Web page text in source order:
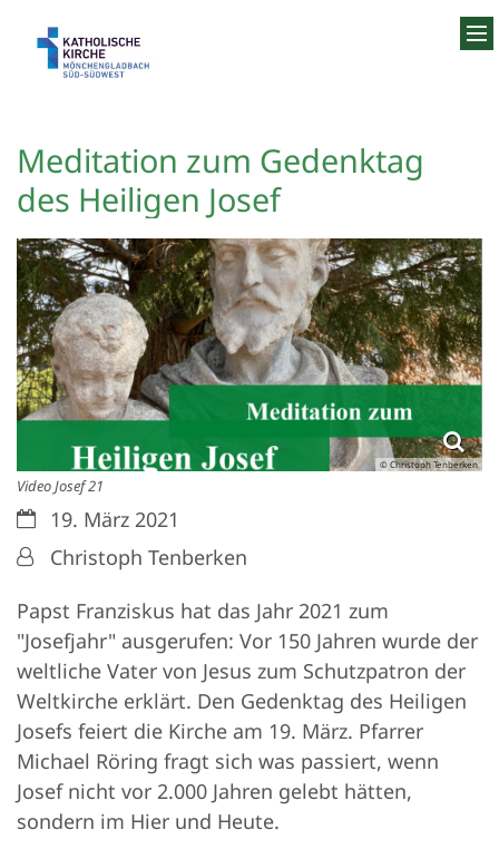
Meditation zum Gedenktag
des Heiligen Josef
© Christoph Tenberken
Video Josef 21
Datum:19. März 2021
Von:Christoph Tenberken
Papst Franziskus hat das Jahr 2021 zum
"Josefjahr" ausgerufen: Vor 150 Jahren wurde der
weltliche Vater von Jesus zum Schutzpatron der
Weltkirche erklärt. Den Gedenktag des Heiligen
Josefs feiert die Kirche am 19. März. Pfarrer
Michael Röring fragt sich was passiert, wenn
Josef nicht vor 2.000 Jahren gelebt hätten,
sondern im Hier und Heute.